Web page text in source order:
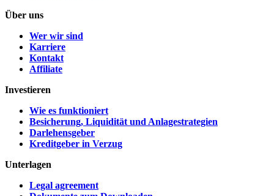
Über uns
Wer wir sind
Karriere
Kontakt
Affiliate
Investieren
Wie es funktioniert
Besicherung, Liquidität und Anlagestrategien
Darlehensgeber
Kreditgeber in Verzug
Unterlagen
Legal agreement